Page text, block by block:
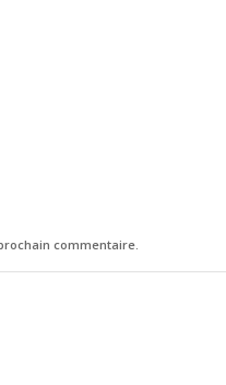
commentaire.